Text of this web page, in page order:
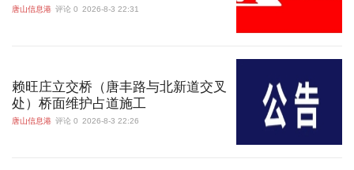
唐山信息港 评论 0 2026-8-3 22:31
赖旺庄立交桥（唐丰路与北新道交叉
处）桥面维护占道施工
唐山信息港 评论 0 2026-8-3 22:26